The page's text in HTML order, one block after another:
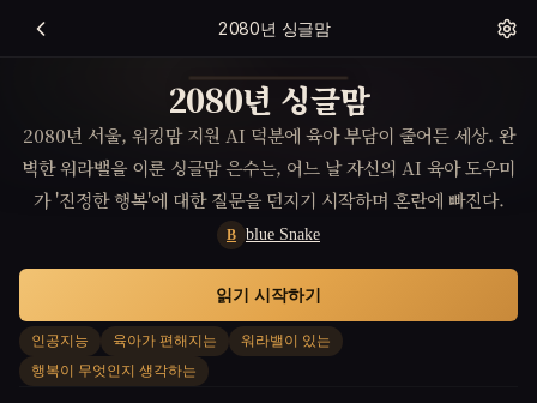
2080년 싱글맘
2080년 싱글맘
2080년 서울, 워킹맘 지원 AI 덕분에 육아 부담이 줄어든 세상. 완
벽한 워라밸을 이룬 싱글맘 은수는, 어느 날 자신의 AI 육아 도우미
가 '진정한 행복'에 대한 질문을 던지기 시작하며 혼란에 빠진다.
B blue Snake
인공지능 육아가 편해지는
워라밸이 있는
행복이 무엇인지 생각하는
읽기 시작하기